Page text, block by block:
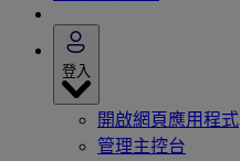
登入
開啟網頁應用程式
管理主控台